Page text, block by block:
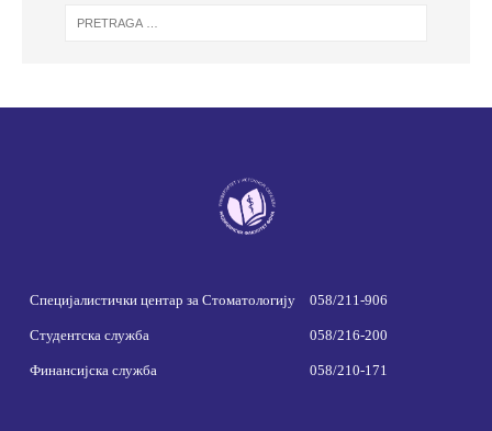
Специјалистички центар за Стоматологију 058/211-906
Студентска служба 058/216-200
Финансијска служба 058/210-171